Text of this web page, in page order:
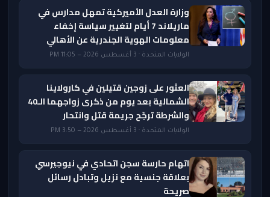
وزارة العدل الأميركية تمهل مدارس في
ماريلاند 7 أيام لتغيير سياسة إخفاء
معلومات الهوية الجندرية عن الأهالي
الولايات المتحدة · 3 أغسطس 2026 — 11:05 PM
العثور على زوجين قتيلين في كارولاينا
الشمالية بعد يوم من ذكرى زواجهما الـ40
والشرطة ترجّح جريمة قتل وانتحار
الولايات المتحدة · 3 أغسطس 2026 — 3:50 PM
اتهام حارسة سجن اتحادي في نيوجيرسي
بعلاقة جنسية مع نزيل وتبادل رسائل
صريحة